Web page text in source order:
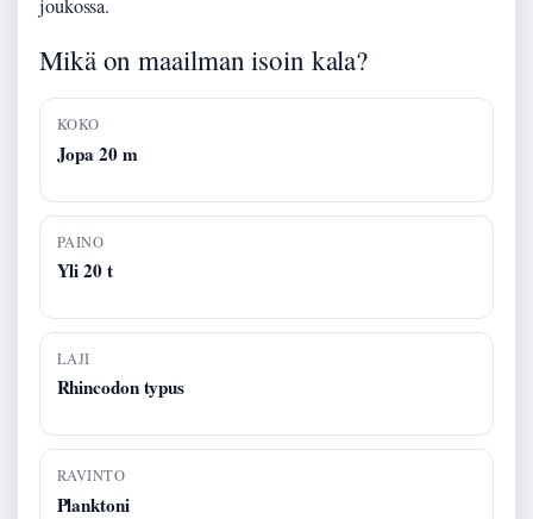
joukossa.
Mikä on maailman isoin kala?
KOKO
Jopa 20 m
PAINO
Yli 20 t
LAJI
Rhincodon typus
RAVINTO
Planktoni